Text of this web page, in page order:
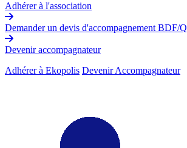
Adhérer à l'association
Demander un devis d'accompagnement BDF/
Devenir accompagnateur
Adhérer à Ekopolis Devenir Accompagnateur